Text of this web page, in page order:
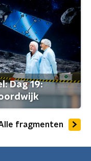
Dag 19:
fragmenten